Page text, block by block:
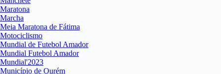
Maratona
Marcha
Meia Maratona de Fátima
Motociclismo
Mundial de Futebol Amador
Mundial Futebol Amador
Mundial'2023
Município de Ourém